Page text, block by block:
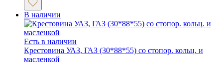
В наличии
Есть в наличии
Крестовина УАЗ, ГАЗ (30*88*55) со стопор. кольц. и
масленкой